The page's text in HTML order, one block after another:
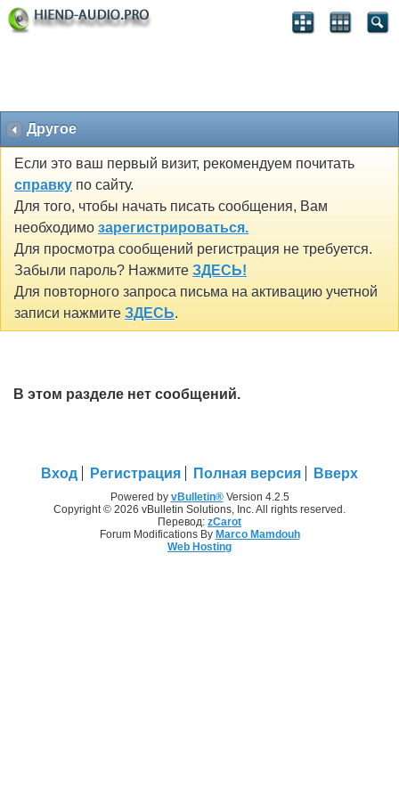
Другое
Если это ваш первый визит, рекомендуем почитать
справку по сайту.
Для того, чтобы начать писать сообщения, Вам
необходимо зарегистрироваться.
Для просмотра сообщений регистрация не требуется.
Забыли пароль? Нажмите ЗДЕСЬ!
Для повторного запроса письма на активацию учетной
записи нажмите ЗДЕСЬ.
В этом разделе нет сообщений.
Вход Регистрация Полная версия Вверх
Powered by vBulletin®Version 4.2.5
Copyright © 2026 vBulletin Solutions, Inc. All rights reserved.
Перевод: zCarot
Forum Modifications By Marco Mamdouh
Web Hosting